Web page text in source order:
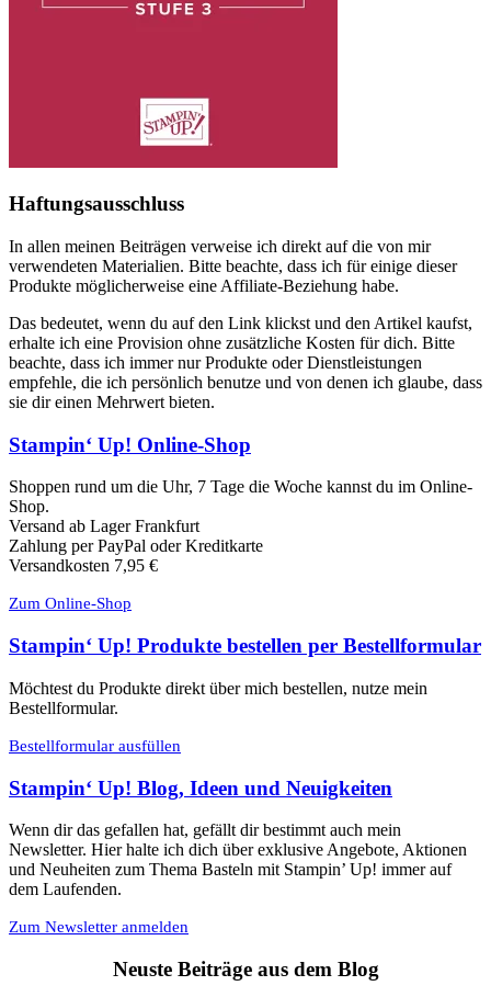
Haftungsausschluss
In allen meinen Beiträgen verweise ich direkt auf die von mir
verwendeten Materialien. Bitte beachte, dass ich für einige dieser
Produkte möglicherweise eine Affiliate-Beziehung habe.
Das bedeutet, wenn du auf den Link klickst und den Artikel kaufst,
erhalte ich eine Provision ohne zusätzliche Kosten für dich. Bitte
beachte, dass ich immer nur Produkte oder Dienstleistungen
empfehle, die ich persönlich benutze und von denen ich glaube, dass
sie dir einen Mehrwert bieten.
Stampin‘ Up! Online-Shop
Shoppen rund um die Uhr, 7 Tage die Woche kannst du im Online-
Shop.
Versand ab Lager Frankfurt
Zahlung per PayPal oder Kreditkarte
Versandkosten 7,95 €
Zum Online-Shop
Stampin‘ Up! Produkte bestellen per Bestellformular
Möchtest du Produkte direkt über mich bestellen, nutze mein
Bestellformular.
Bestellformular ausfüllen
Stampin‘ Up! Blog, Ideen und Neuigkeiten
Wenn dir das gefallen hat, gefällt dir bestimmt auch mein
Newsletter. Hier halte ich dich über exklusive Angebote, Aktionen
und Neuheiten zum Thema Basteln mit Stampin’ Up! immer auf
dem Laufenden.
Zum Newsletter anmelden
Neuste Beiträge aus dem Blog